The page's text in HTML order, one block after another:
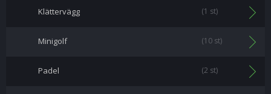
Klättervägg (1 st)
Minigolf (10 st)
Padel (2 st)